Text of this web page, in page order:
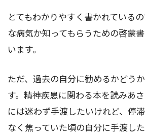
とてもわかりやすく書かれている
な病気か知ってもらうための啓蒙
います。
ただ、過去の自分に勧めるかどう
す。精神疾患に関わる本を読みあ
には迷わず手渡したいけれど、停
なく焦っていた頃の自分に手渡し